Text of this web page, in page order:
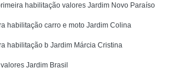
habilitação valores Jardim Novo Paraíso
habilitação carro e moto Jardim Colina
habilitação b Jardim Márcia Cristina
Jardim Brasil